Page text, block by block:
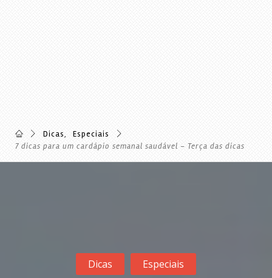
Dicas,
Especiais
7 dicas para um cardápio semanal saudável – Terça das dicas
Dicas Especiais